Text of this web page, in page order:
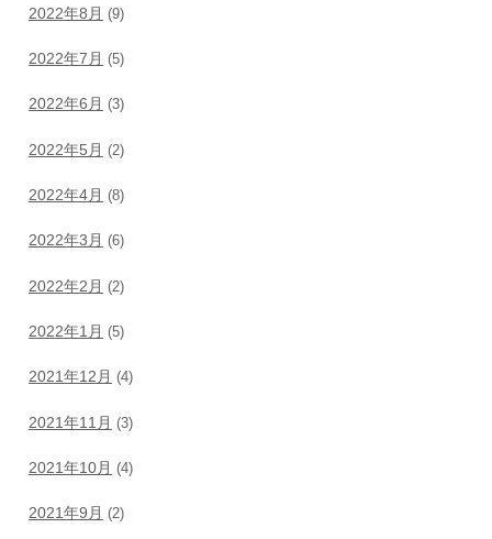
2022年8月 (9)
2022年7月 (5)
2022年6月 (3)
2022年5月 (2)
2022年4月 (8)
2022年3月 (6)
2022年2月 (2)
2022年1月 (5)
2021年12月 (4)
2021年11月 (3)
2021年10月 (4)
2021年9月 (2)